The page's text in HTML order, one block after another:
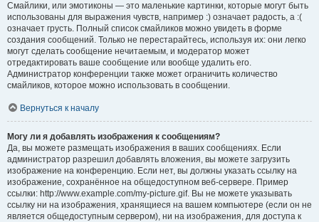
Смайлики, или эмотиконы — это маленькие картинки, которые могут быть
использованы для выражения чувств, например :) означает радость, а :(
означает грусть. Полный список смайликов можно увидеть в форме
создания сообщений. Только не перестарайтесь, используя их: они легко
могут сделать сообщение нечитаемым, и модератор может
отредактировать ваше сообщение или вообще удалить его.
Администратор конференции также может ограничить количество
смайликов, которое можно использовать в сообщении.
Вернуться к началу
Могу ли я добавлять изображения к сообщениям?
Да, вы можете размещать изображения в ваших сообщениях. Если
администратор разрешил добавлять вложения, вы можете загрузить
изображение на конференцию. Если нет, вы должны указать ссылку на
изображение, сохранённое на общедоступном веб-сервере. Пример
ссылки: http://www.example.com/my-picture.gif. Вы не можете указывать
ссылку ни на изображения, хранящиеся на вашем компьютере (если он не
является общедоступным сервером), ни на изображения, для доступа к